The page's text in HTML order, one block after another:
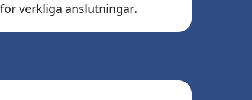
verkliga anslutningar.